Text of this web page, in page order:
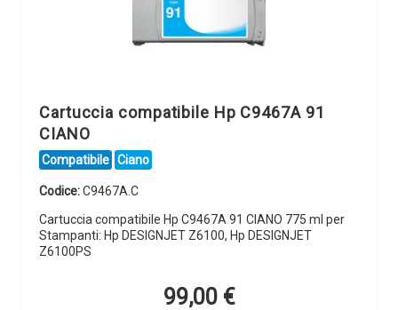
Cartuccia compatibile Hp C9467A 91
CIANO
Compatibile Ciano
Codice:C9467A.C
Cartuccia compatibile Hp C9467A 91 CIANO 775 ml per
Stampanti: Hp DESIGNJET Z6100, Hp DESIGNJET
Z6100PS
99,00 €